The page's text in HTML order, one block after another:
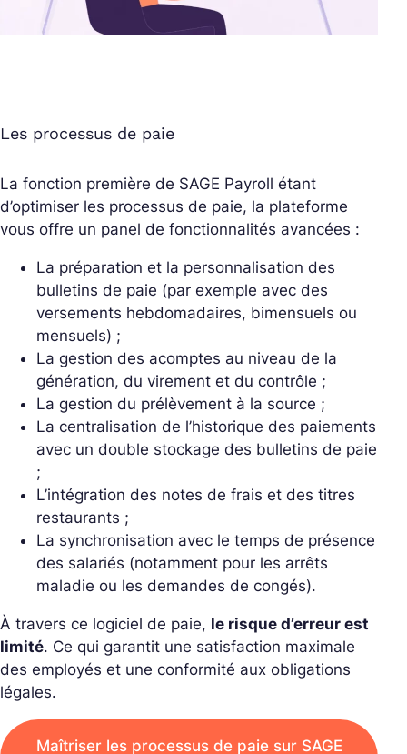
Les processus de paie
La fonction première de SAGE Payroll étant
d’optimiser les processus de paie, la plateforme
vous offre un panel de fonctionnalités avancées :
La préparation et la personnalisation des
bulletins de paie (par exemple avec des
versements hebdomadaires, bimensuels ou
mensuels) ;
La gestion des acomptes au niveau de la
génération, du virement et du contrôle ;
La gestion du prélèvement à la source ;
La centralisation de l’historique des paiements
avec un double stockage des bulletins de paie
;
L’intégration des notes de frais et des titres
restaurants ;
La synchronisation avec le temps de présence
des salariés (notamment pour les arrêts
maladie ou les demandes de congés).
À travers ce logiciel de paie, le risque d’erreur est
limité. Ce qui garantit une satisfaction maximale
des employés et une conformité aux obligations
légales.
Maîtriser les processus de paie sur SAGE